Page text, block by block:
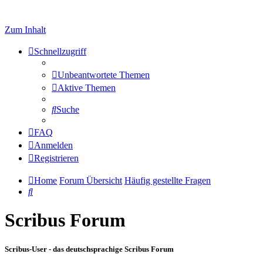
Zum Inhalt
Schnellzugriff
Unbeantwortete Themen
Aktive Themen
Suche
FAQ
Anmelden
Registrieren
Home Forum Übersicht Häufig gestellte Fragen
Suche
Scribus Forum
Scribus-User - das deutschsprachige Scribus Forum